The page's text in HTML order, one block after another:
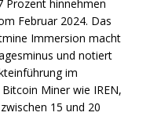
Prozent hinnehmen
Februar 2024. Das
Immersion macht
und notiert
im
Miner wie IREN,
15 und 20